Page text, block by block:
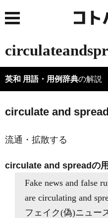
英和 用語・用例辞典の解説
circulate and spread
流通・拡散する
circulate and spreadの
Fake news and false
are circulating and
フェイク(偽)ニュー